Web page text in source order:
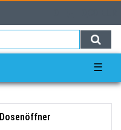
☰
Dosenöffner